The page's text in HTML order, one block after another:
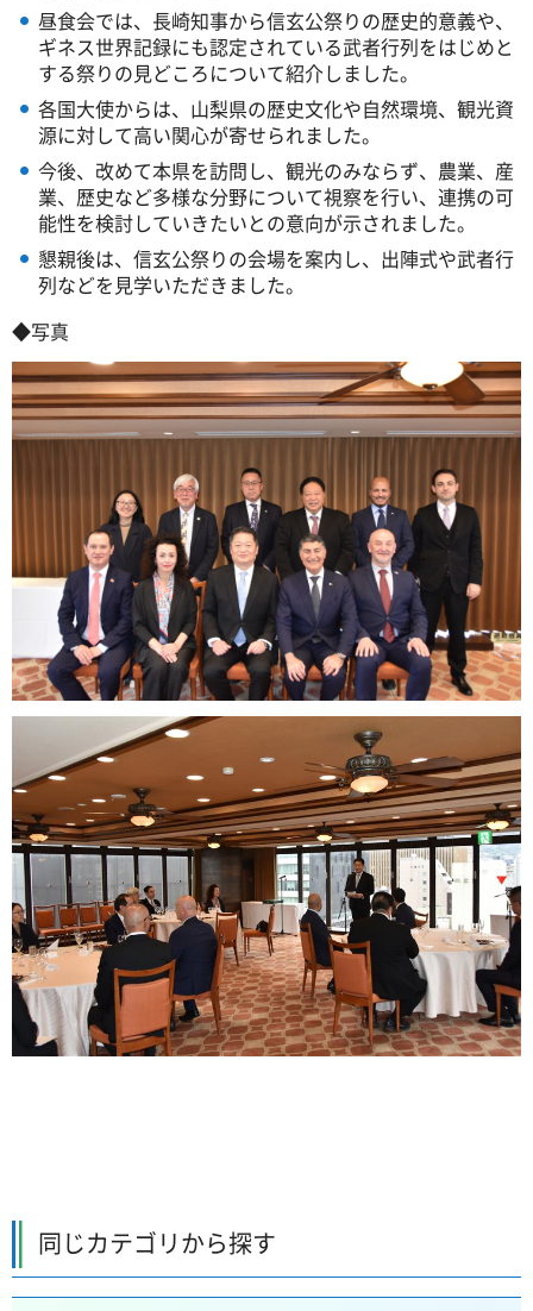
昼食会では、長崎知事から信玄公祭りの歴史的意義や、
ギネス世界記録にも認定されている武者行列をはじめと
する祭りの見どころについて紹介しました。
各国大使からは、山梨県の歴史文化や自然環境、観光資
源に対して高い関心が寄せられました。
今後、改めて本県を訪問し、観光のみならず、農業、産
業、歴史など多様な分野について視察を行い、連携の可
能性を検討していきたいとの意向が示されました。
懇親後は、信玄公祭りの会場を案内し、出陣式や武者行
列などを見学いただきました。
◆写真
同じカテゴリから探す